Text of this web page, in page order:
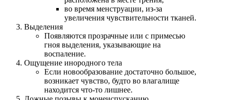
во время менструации, из-за
увеличения чувствительности тканей.
Выделения
Появляются прозрачные или с примесью
гноя выделения, указывающие на
воспаление.
Ощущение инородного тела
Если новообразование достаточно большое,
возникает чувство, будто во влагалище
находится что-то лишнее.